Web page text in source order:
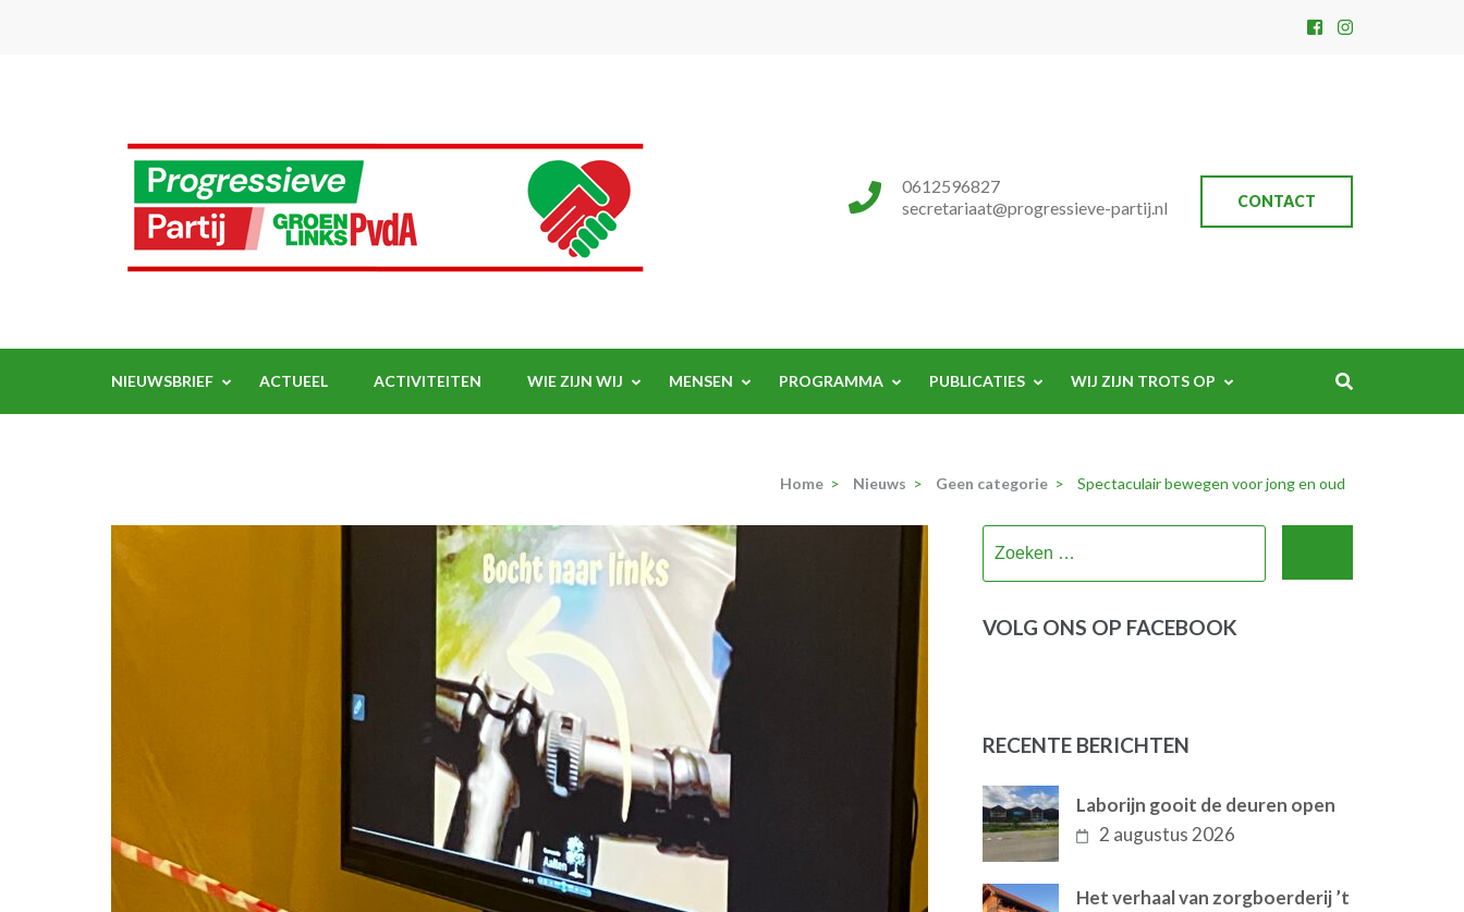
CONTACT
0612596827
secretariaat@progressieve-partij.nl
NIEUWSBRIEF ACTUEEL ACTIVITEITEN WIE ZIJN WIJ MENSEN PROGRAMMA PUBLICATIES WIJ ZIJN TROTS OP
Home > Nieuws > Geen categorie > Spectaculair bewegen voor jong en oud
VOLG ONS OP FACEBOOK
RECENTE BERICHTEN
Laborijn gooit de deuren open
2 augustus 2026
Het verhaal van zorgboerderij ’t